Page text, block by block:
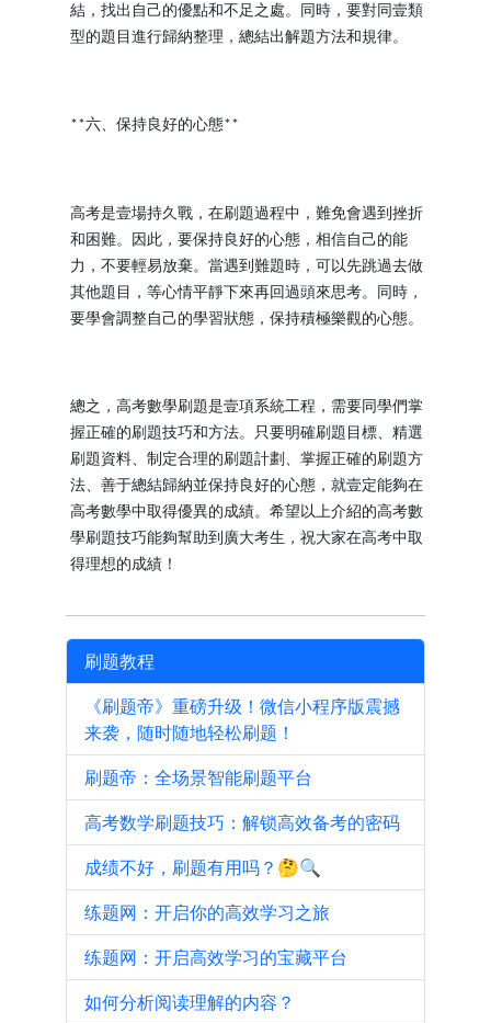
結，找出自己的優點和不足之處。同時，要對同壹類
型的題目進行歸納整理，總結出解題方法和規律。
**六、保持良好的心態**
高考是壹場持久戰，在刷題過程中，難免會遇到挫折
和困難。因此，要保持良好的心態，相信自己的能
力，不要輕易放棄。當遇到難題時，可以先跳過去做
其他題目，等心情平靜下來再回過頭來思考。同時，
要學會調整自己的學習狀態，保持積極樂觀的心態。
總之，高考數學刷題是壹項系統工程，需要同學們掌
握正確的刷題技巧和方法。只要明確刷題目標、精選
刷題資料、制定合理的刷題計劃、掌握正確的刷題方
法、善于總結歸納並保持良好的心態，就壹定能夠在
高考數學中取得優異的成績。希望以上介紹的高考數
學刷題技巧能夠幫助到廣大考生，祝大家在高考中取
得理想的成績！
刷题教程
《刷题帝》重磅升级！微信小程序版震撼
来袭，随时随地轻松刷题！
刷题帝：全场景智能刷题平台
高考数学刷题技巧：解锁高效备考的密码
成绩不好，刷题有用吗？🤔🔍
练题网：开启你的高效学习之旅
练题网：开启高效学习的宝藏平台
如何分析阅读理解的内容？